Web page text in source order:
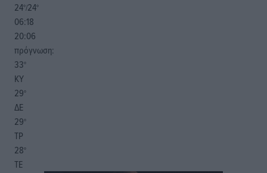
24°/24°
06:18
20:06
πρόγνωση:
33°
ΚΥ
29°
ΔΕ
29°
ΤΡ
28°
ΤΕ